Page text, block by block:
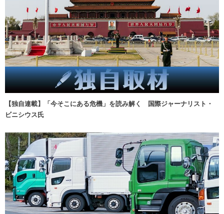
【独自連載】「今そこにある危機」を読み解く 国際ジャーナリスト・
ビニシウス氏